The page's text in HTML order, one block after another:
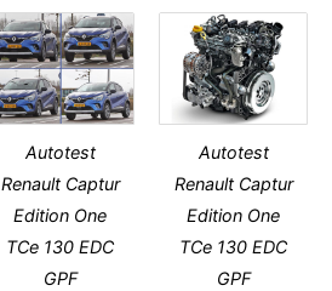
Autotest
Renault Captur
Edition One
TCe 130 EDC
GPF
Autotest
Renault Captur
Edition One
TCe 130 EDC
GPF